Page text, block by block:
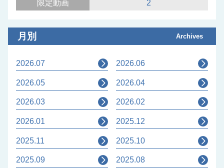
限定動画 2
月別 Archives
2026.07 2026.06
2026.05 2026.04
2026.03 2026.02
2026.01 2025.12
2025.11 2025.10
2025.09 2025.08